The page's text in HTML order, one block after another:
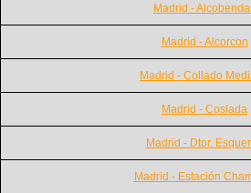
Madrid -
Madrid - Alcorcon
Madrid - Collado
Madrid - Coslada
Madrid - Dtor.
Madrid - Estación